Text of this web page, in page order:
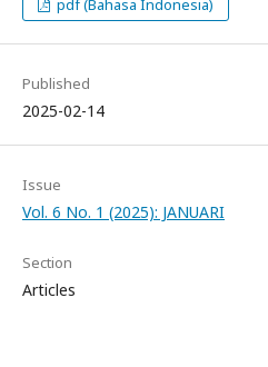
pdf (Bahasa Indonesia)
Published
2025-02-14
Issue
Vol. 6 No. 1 (2025): JANUARI
Section
Articles